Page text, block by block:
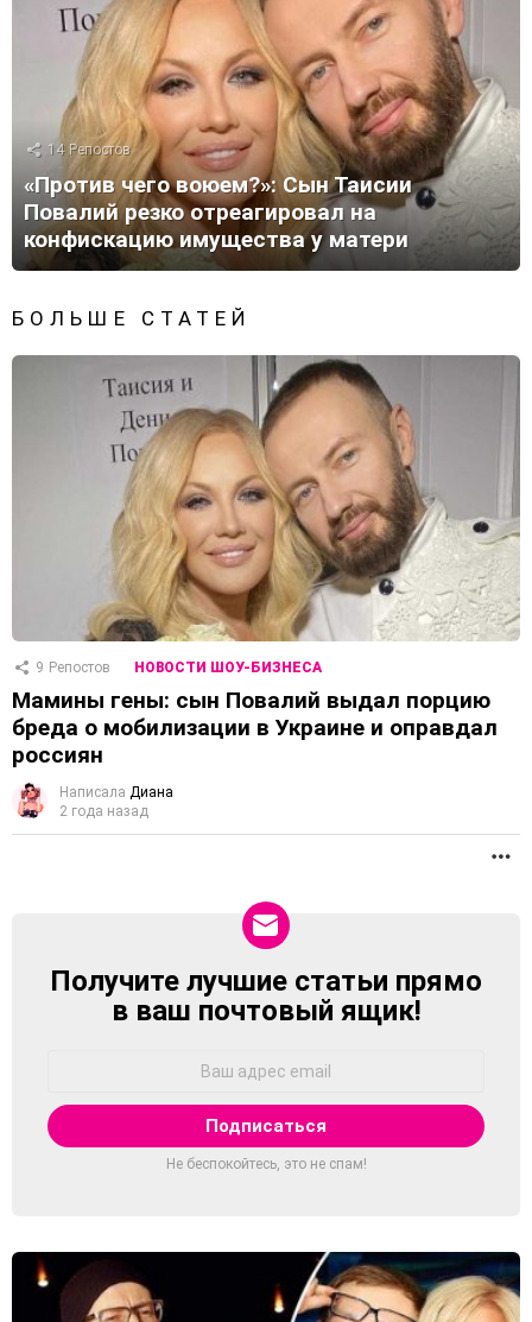
14 Репостов
«Против чего воюем?»: Сын Таисии
Повалий резко отреагировал на
конфискацию имущества у матери
БОЛЬШЕ СТАТЕЙ
9 Репостов НОВОСТИ ШОУ-БИЗНЕСА
Мамины гены: сын Повалий выдал порцию
бреда о мобилизации в Украине и оправдал
россиян
Написала Диана
2 года назад
NEWSLETTER
Получите лучшие статьи прямо
в ваш почтовый ящик!
Не беспокойтесь, это не спам!